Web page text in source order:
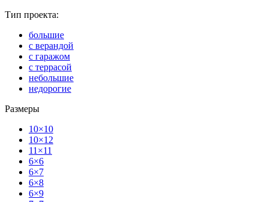
Тип проекта:
большие
с верандой
с гаражом
с террасой
небольшие
недорогие
Размеры
10×10
10×12
11×11
6×6
6×7
6×8
6×9